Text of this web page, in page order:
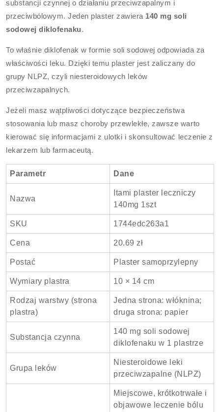
substancji czynnej o działaniu przeciwzapalnym i
przeciwbólowym. Jeden plaster zawiera 140 mg soli
sodowej diklofenaku.
To właśnie diklofenak w formie soli sodowej odpowiada za
właściwości leku. Dzięki temu plaster jest zaliczany do
grupy NLPZ, czyli niesteroidowych leków
przeciwzapalnych.
Jeżeli masz wątpliwości dotyczące bezpieczeństwa
stosowania lub masz choroby przewlekłe, zawsze warto
kierować się informacjami z ulotki i skonsultować leczenie z
lekarzem lub farmaceutą.
Parametr Dane
Nazwa
Itami plaster leczniczy
140mg 1szt
SKU 1744edc263a1
Cena 20.69 zł
Postać Plaster samoprzylepny
Wymiary plastra 10 × 14 cm
Rodzaj warstwy (strona
plastra)
Jedna strona: włóknina;
druga strona: papier
Substancja czynna
140 mg soli sodowej
diklofenaku w 1 plastrze
Grupa leków
Niesteroidowe leki
przeciwzapalne (NLPZ)
Miejscowe, krótkotrwałe i
objawowe leczenie bólu